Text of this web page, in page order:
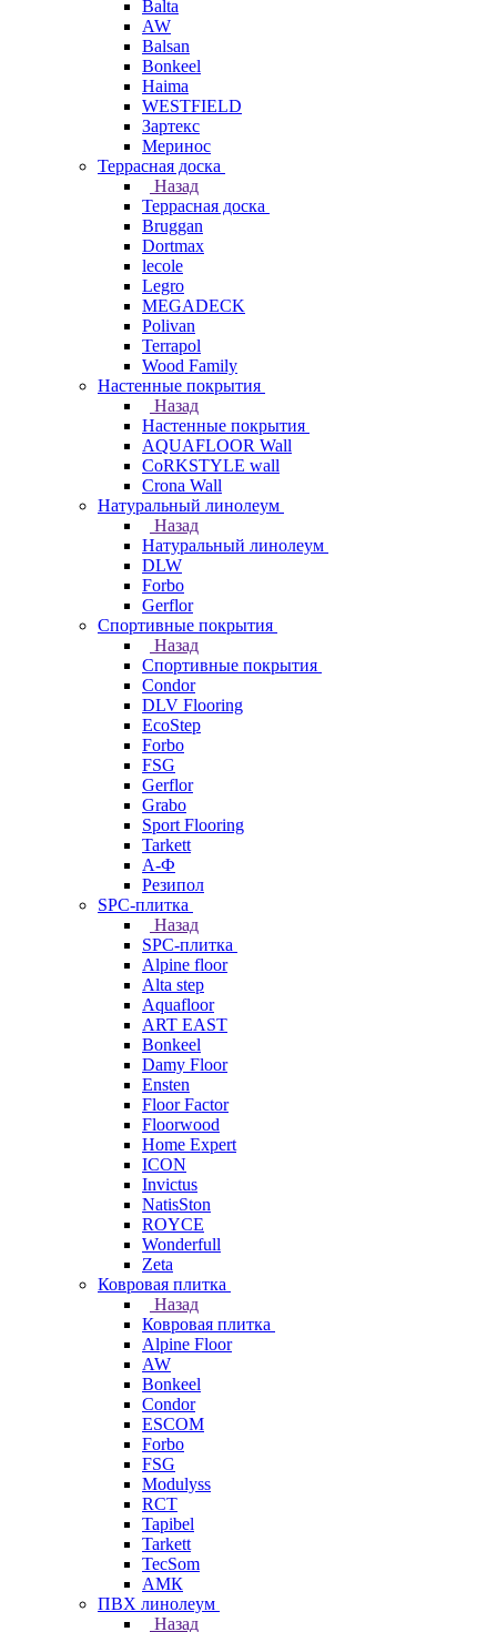
Balta
AW
Balsan
Bonkeel
Haima
WESTFIELD
Зартекс
Меринос
Террасная доска
Назад
Террасная доска
Bruggan
Dortmax
lecole
Legro
MEGADECK
Polivan
Terrapol
Wood Family
Настенные покрытия
Назад
Настенные покрытия
AQUAFLOOR Wall
CoRKSTYLE wall
Crona Wall
Натуральный линолеум
Назад
Натуральный линолеум
DLW
Forbo
Gerflor
Спортивные покрытия
Назад
Спортивные покрытия
Condor
DLV Flooring
EcoStep
Forbo
FSG
Gerflor
Grabo
Sport Flooring
Tarkett
А-Ф
Резипол
SPC-плитка
Назад
SPC-плитка
Alpine floor
Alta step
Aquafloor
ART EAST
Bonkeel
Damy Floor
Ensten
Floor Factor
Floorwood
Home Expert
ICON
Invictus
NatisSton
ROYCE
Wonderfull
Zeta
Ковровая плитка
Назад
Ковровая плитка
Alpine Floor
AW
Bonkeel
Condor
ESCOM
Forbo
FSG
Modulyss
RCT
Tapibel
Tarkett
TecSom
АМК
ПВХ линолеум
Назад